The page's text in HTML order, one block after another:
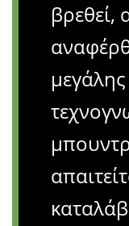
βρεθεί,